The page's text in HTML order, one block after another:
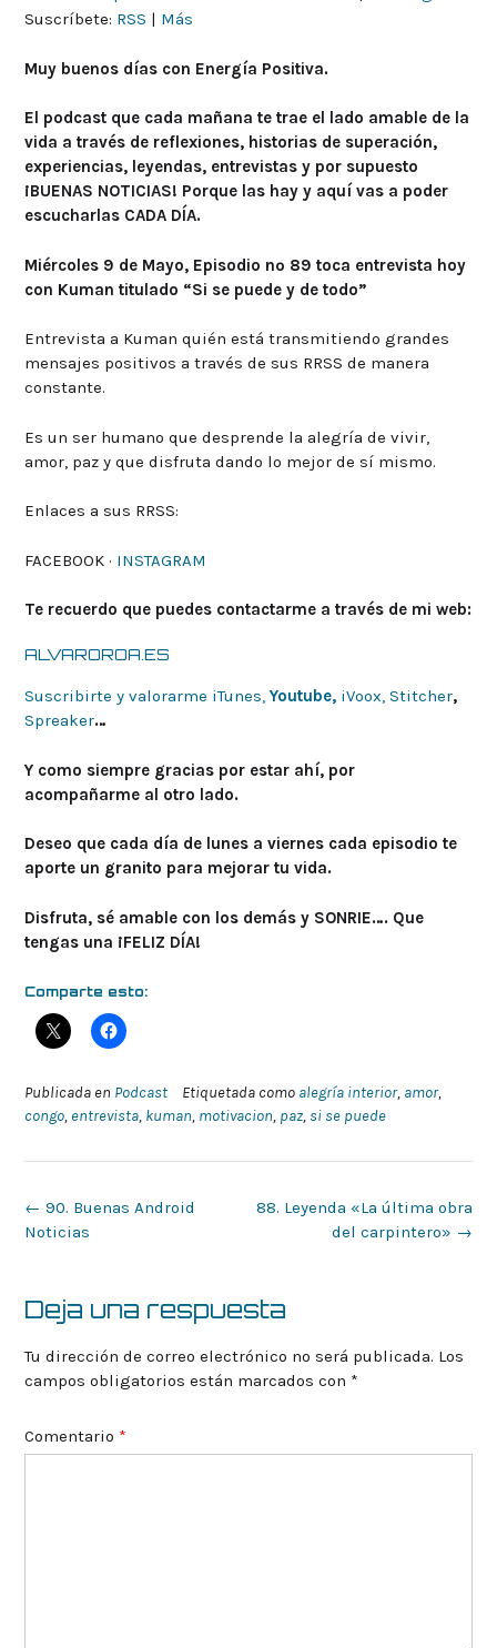
Suscríbete: RSS | Más
Muy buenos días con Energía Positiva.
El podcast que cada mañana te trae el lado amable de la
vida a través de reflexiones, historias de superación,
experiencias, leyendas, entrevistas y por supuesto
¡BUENAS NOTICIAS! Porque las hay y aquí vas a poder
escucharlas CADA DÍA.
Miércoles 9 de Mayo, Episodio nº 89 toca entrevista hoy
con Kuman titulado “Si se puede y de todo”
Entrevista a Kuman quién está transmitiendo grandes
mensajes positivos a través de sus RRSS de manera
constante.
Es un ser humano que desprende la alegría de vivir,
amor, paz y que disfruta dando lo mejor de sí mismo.
Enlaces a sus RRSS:
FACEBOOK · INSTAGRAM
Te recuerdo que puedes contactarme a través de mi web:
ALVAROROA.ES
Suscribirte y valorarme iTunes, Youtube, iVoox, Stitcher,
Spreaker…
Y como siempre gracias por estar ahí, por
acompañarme al otro lado.
Deseo que cada día de lunes a viernes cada episodio te
aporte un granito para mejorar tu vida.
Disfruta, sé amable con los demás y SONRIE…. Que
tengas una ¡FELIZ DÍA!
Comparte esto:
Publicada en Podcast Etiquetada como alegría interior, amor,
congo, entrevista, kuman, motivacion, paz, si se puede
Navegación
de
88. Leyenda «La última obra
del carpintero» →
← 90. Buenas Android
Noticias
Deja una respuesta
Tu dirección de correo electrónico no será publicada. Los
campos obligatorios están marcados con *
Comentario *